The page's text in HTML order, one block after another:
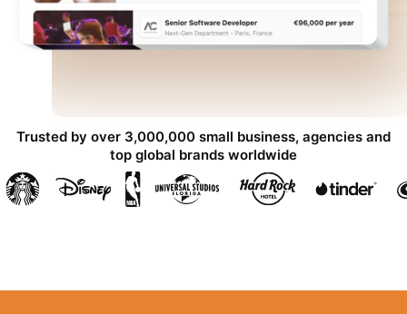
Trusted by over 3,000,000 small business, agencies and
top global brands worldwide